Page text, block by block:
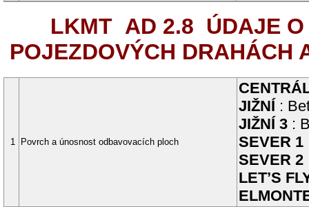
LKMT AD 2.8 ÚDAJE
POJEZDOVÝCH DRAHÁCH
1 Povrch a únosnost odbavovacích ploch
JIŽNÍ :
JIŽNÍ 3 :
SEVER 1
SEVER 2
LET’S